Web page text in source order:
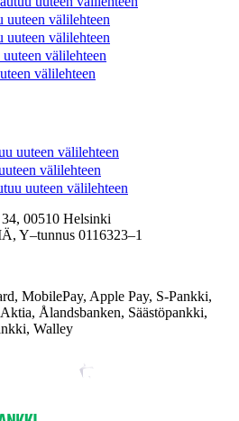
uuteen välilehteen
uuteen välilehteen
välilehteen
välilehteen
uuteen välilehteen
välilehteen
uuteen välilehteen
00510 Helsinki
Y–tunnus 0116323–1
MobilePay, Apple Pay, S-Pankki,
Ålandsbanken, Säästöpankki,
Walley